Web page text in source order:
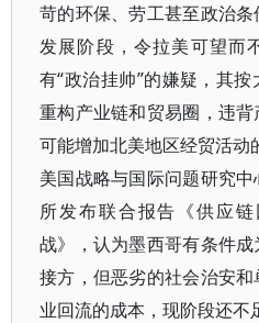
苛的环保、劳工甚至政治
发展阶段，令拉美可望而
有“政治挂帅”的嫌疑，其
重构产业链和贸易圈，违
可能增加北美地区经贸活动
美国战略与国际问题研究
所发布联合报告《供应
战》，认为墨西哥有条件
接方，但恶劣的社会治安
业回流的成本，现阶段还不